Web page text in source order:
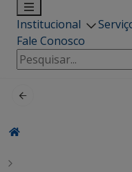
Institucional
Fale Conosco
Pesquisar
por: